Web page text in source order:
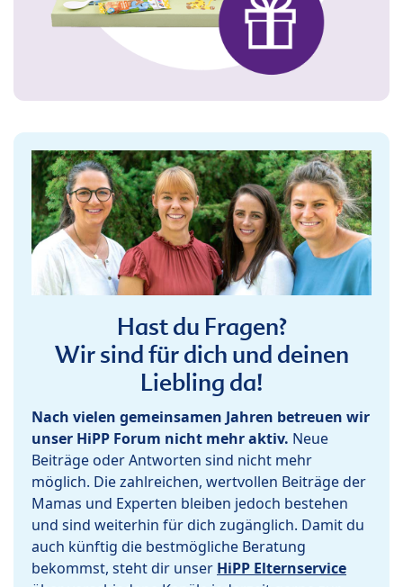
Hast du Fragen?
Wir sind für dich und deinen
Liebling da!
Nach vielen gemeinsamen Jahren betreuen wir
unser HiPP Forum nicht mehr aktiv. Neue
Beiträge oder Antworten sind nicht mehr
möglich. Die zahlreichen, wertvollen Beiträge der
Mamas und Experten bleiben jedoch bestehen
und sind weiterhin für dich zugänglich. Damit du
auch künftig die bestmögliche Beratung
bekommst, steht dir unser HiPP Elternservice